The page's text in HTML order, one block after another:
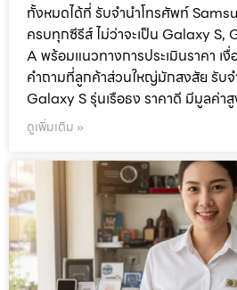
ทั้งหมดได้ที่ รับจำนำโทรศัพท์
ครบทุกซีรีส์ ไม่ว่าจะเป็น Galaxy
A พร้อมแนวทางการประเมินราคา เงื่
คำถามที่ลูกค้าส่วนใหญ่มักสงสัย รับ
Galaxy S รุ่นเรือธง ราคาดี มีมูลค่า
ดูเพิ่มเติม »